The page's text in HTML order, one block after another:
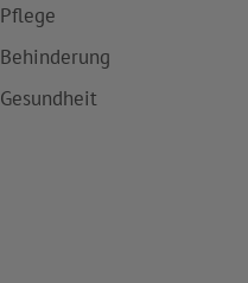
Pflege
Behinderung
Gesundheit